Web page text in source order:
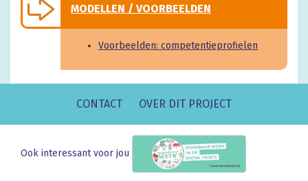
MODELLEN / VOORBEELDEN
Voorbeelden: competentieprofielen
CONTACT OVER DIT PROJECT
Ook interessant voor jou